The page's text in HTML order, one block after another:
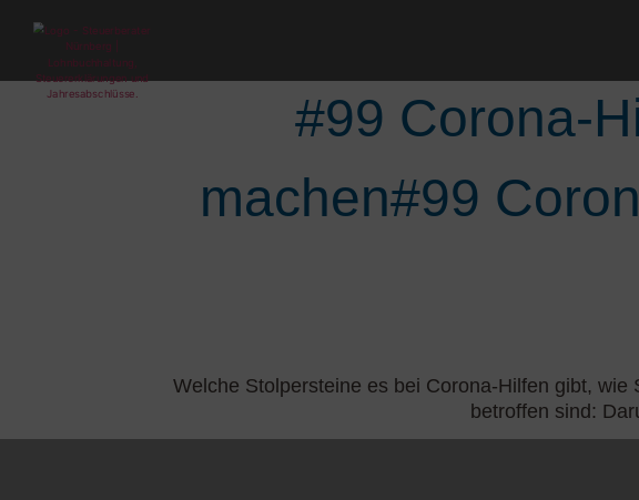
#99 Corona-
machen#99
Welche Stolpersteine es bei Corona-Hilfen gibt,
betroffen sind: